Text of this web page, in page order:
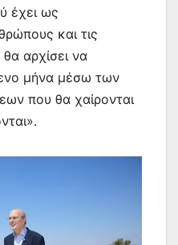
έχει ως
και τις
αρχίσει να
μήνα μέσω των
που θα χαίρονται